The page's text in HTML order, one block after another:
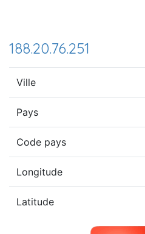
188.20.76.251
Ville
Pays
Code pays
Longitude
Latitude